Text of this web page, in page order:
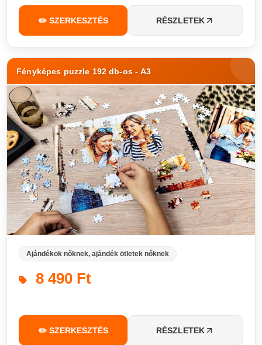
✏️ SZERKESZTÉS RÉSZLETEK
Fényképes puzzle 192 db-os - A3
Ajándékok nőknek, ajándék ötletek nőknek
8 490 Ft
✏️ SZERKESZTÉS RÉSZLETEK